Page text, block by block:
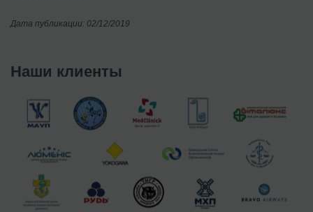
Дата публикации: 02/12/2019
Наши клиенты